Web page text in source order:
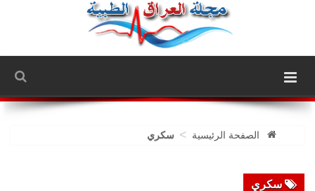
الصفحة الرئيسية > سكري
سكري